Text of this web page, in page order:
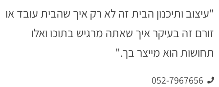
"עיצוב ותיכנון הבית זה לא רק איך שהבית עובד או
זורם זה בעיקר איך שאתה מרגיש בתוכו ואלו
תחושות הוא מייצר בך."
052-7967656